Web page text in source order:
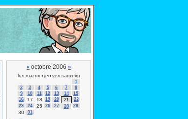
« octobre 2006 »
lun marmerjeu ven samdim
1
2
3 4 5 6 7
8
9
10 11 12 13 14
15
16
17 18 19 20 21
22
23
24 25 26 27 28 29
30 31